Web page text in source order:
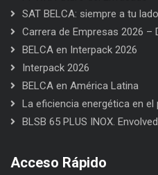
SAT BELCA: siempre a tu lado
Carrera de Empresas 2026 –
BELCA en Interpack 2026
Interpack 2026
BELCA en América Latina
La eficiencia energética en el
BLSB 65 PLUS INOX.
Acceso Rápido